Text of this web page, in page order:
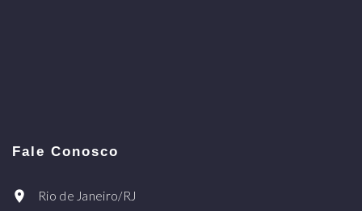
Fale Conosco
Rio de Janeiro/RJ